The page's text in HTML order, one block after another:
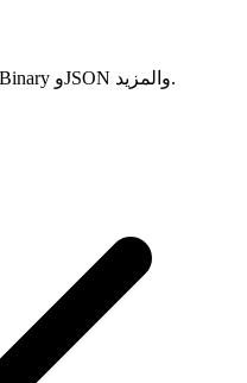
دعم Base64 وURL وHTML وHex وBinary وJSON والمزيد.